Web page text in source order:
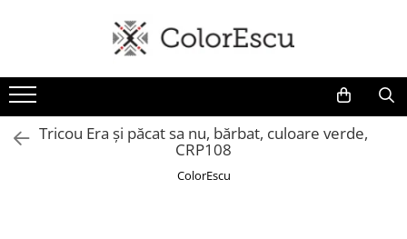
Toate produsele
Tricouri
Tricouri bărbați
Tricouri damă
Tricou Era și păcat sa nu, bărbat, culoare verde,
CRP108
ColorEscu